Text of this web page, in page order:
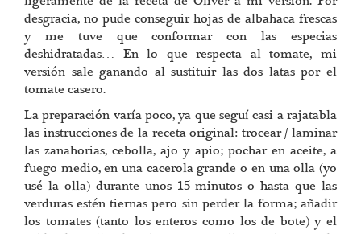
desgracia, no pude conseguir hojas de albahaca frescas
y me tuve que conformar con las especias
deshidratadas… En lo que respecta al tomate, mi
versión sale ganando al sustituir las dos latas por el
tomate casero.
La preparación varía poco, ya que seguí casi a rajatabla
las instrucciones de la receta original: trocear / laminar
las zanahorias, cebolla, ajo y apio; pochar en aceite, a
fuego medio, en una cacerola grande o en una olla (yo
usé la olla) durante unos 15 minutos o hasta que las
verduras estén tiernas pero sin perder la forma; añadir
los tomates (tanto los enteros como los de bote) y el